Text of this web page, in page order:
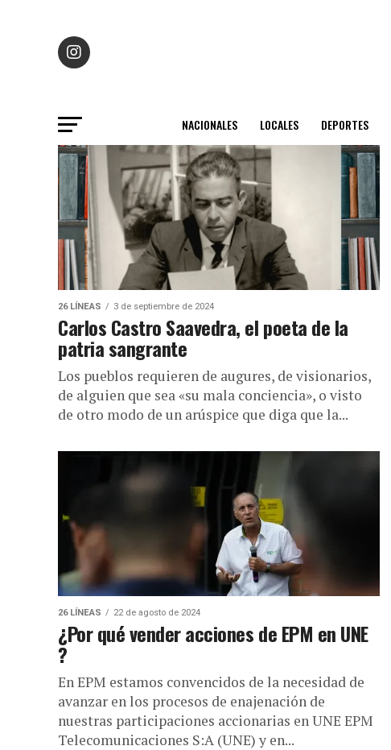
NACIONALES LOCALES DEPORTES
26 LÍNEAS 3 de septiembre de 2024
Carlos Castro Saavedra, el poeta de la
patria sangrante
Los pueblos requieren de augures, de visionarios,
de alguien que sea «su mala conciencia», o visto
de otro modo de un arúspice que diga que la...
26 LÍNEAS 22 de agosto de 2024
¿Por qué vender acciones de EPM en UNE
?
En EPM estamos convencidos de la necesidad de
avanzar en los procesos de enajenación de
nuestras participaciones accionarias en UNE EPM
Telecomunicaciones S:A (UNE) y en...